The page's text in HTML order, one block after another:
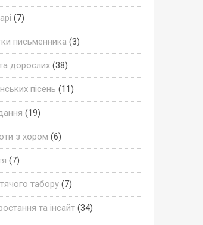
(7)
письменника (3)
дорослих(38)
пісень (11)
(19)
з хором (6)
(7)
табору(7)
та інсайт(34)